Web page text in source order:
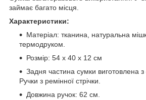
займає багато місця.
Характеристики:
Матеріал: тканина, натуральна
термодруком.
Розмір: 54 х 40 х 12 см
Задня частина сумки виготовлена з
Ручки з ремінної стрічки.
Довжина ручок: 62 см.